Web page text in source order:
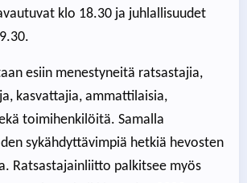
klo 18.30 ja juhlallisuudet
esiin menestyneitä ratsastajia,
kasvattajia, ammattilaisia,
toimihenkilöitä. Samalla
sykähdyttävimpiä hetkiä hevosten
Ratsastajainliitto palkitsee myös